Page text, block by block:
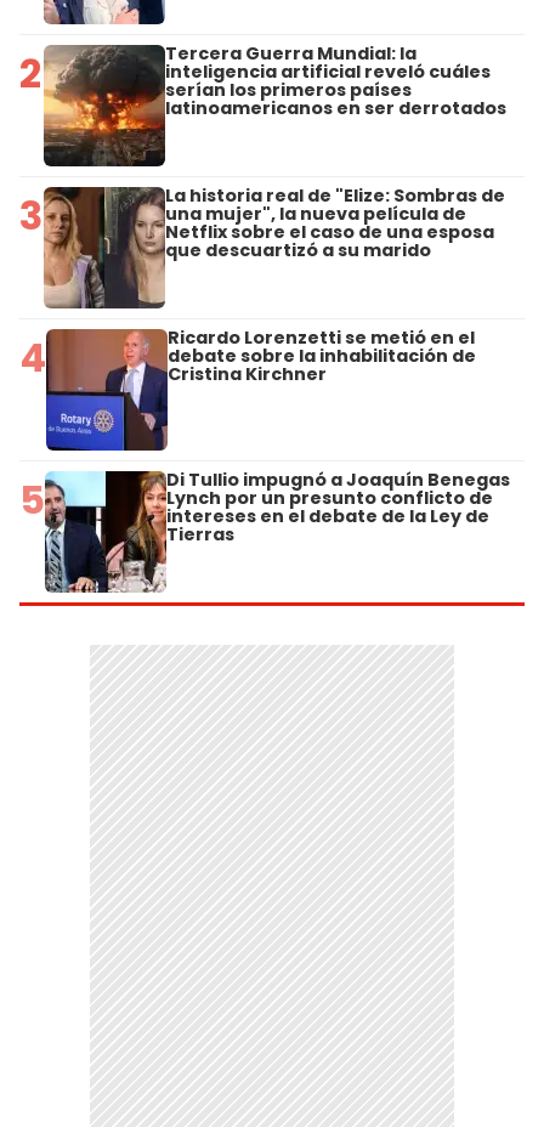
2 Tercera Guerra Mundial: la
inteligencia artificial reveló cuáles
serían los primeros países
latinoamericanos en ser derrotados
3 La historia real de "Elize: Sombras de
una mujer", la nueva película de
Netflix sobre el caso de una esposa
que descuartizó a su marido
4 Ricardo Lorenzetti se metió en el
debate sobre la inhabilitación de
Cristina Kirchner
5 Di Tullio impugnó a Joaquín Benegas
Lynch por un presunto conflicto de
intereses en el debate de la Ley de
Tierras